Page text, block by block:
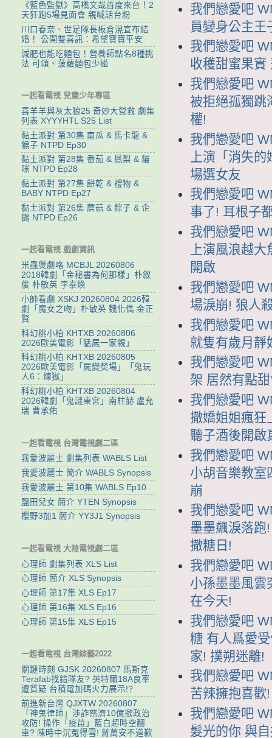
我們戀愛吧
員變身公主
我們戀愛吧
收穫甜蜜果實
我們戀愛吧
被拒絕孤獨跳
權!
我們戀愛吧
上演「消失
場選女友
我們戀愛吧
事了! 耳根子
我們戀愛吧
上演風浪越
開啟
我們戀愛吧
場淚崩! 狼人
我們戀愛吧
就隻有歲月靜
我們戀愛吧
架 居然有點
我們戀愛吧
撒嬌姐姐瘋狂
聽子酒後開啟
我們戀愛吧
小胡音樂教室
崩
我們戀愛吧
墨墨飆淚落跑
撒糖日!
我們戀愛吧
小孫墨墨風雲
在今天!
我們戀愛吧
糖 有人爲愛
家! 撲朔迷離!
我們戀愛吧
苦辣擁抱喜歡
我們戀愛吧
髮光的你 與
《藍色監獄》高橋文哉首度來台！2
天狂跑5場見面會 親喊話台粉
川口春奈、世足隊長板倉滉宣布結
婚！ 公開雙喜訊：希望寶寶平安
減肥也能吃麵包！營養師點名8種挑
法 可頌、菠蘿麵包少碰
一起看電視 兒童少年專區
喜羊羊與灰太狼25 奇妙大營救 劇集
列表 XYYYHTL S25 List
黏土派對 第30集 南瓜 & 馬卡龍 &
猴子 NTPD Ep30
黏土派對 第28集 番茄 & 鳳梨 & 貓
咪 NTPD Ep28
黏土派對 第27集 餅乾 & 禮物 &
BABY NTPD Ep27
黏土派對 第26集 蘑菇 & 粽子 & 企
鵝 NTPD Ep26
一起看電視 戲劇資訊
米蟲煲劇咯 MCBJL 20260806
2018韓劇「金秘書為何那樣」朴敘
俊 朴敏英 李泰煥
小帥看劇 XSKJ 20260804 2026韓
劇「魔女之吻」朴敏英 魏化儁 金正
賢
科幻桃小柏 KHTXB 20260806
2026歐美電影「猛屍一家親」
科幻桃小柏 KHTXB 20260805
2026歐美電影「屍變焚場」「鬼玩
人6：煉獄」
科幻桃小柏 KHTXB 20260804
2026韓劇「鬼謎東宮」南柱赫 盧允
瑞 曹承佑
一起看電視 台灣電視劇二區
我愛波麗士 劇集列表 WABLS List
我愛波麗士 簡介 WABLS Synopsis
我愛波麗士 第10集 WABLS Ep10
鹽田兒女 簡介 YTEN Synopsis
櫻野3加1 簡介 YY3J1 Synopsis
一起看電視 大陸電視劇二區
心理師 劇集列表 XLS List
心理師 簡介 XLS Synopsis
心理師 第17集 XLS Ep17
心理師 第16集 XLS Ep16
心理師 第15集 XLS Ep15
一起看電視 台灣綜藝2022
關鍵時刻 GJSK 20260807 馬斯克
Terafab找錯隊友? 英特爾18A良率
遭質疑 台積電加碼火力展示!?
前進新台灣 QJXTW 20260807
「神鬼律師」涉詐慈濟10億掀政治
攻防! 操作「疫苗」藍白超時空翻
車? 陳時中沉冤得雪! 蔣萬安不道歉